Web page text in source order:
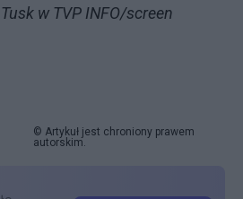
w TVP INFO/screen
© Artykuł jest chroniony prawem
autorskim.